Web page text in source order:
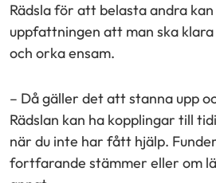
Rädsla för att belasta andra
uppfattningen att man ska klara
och orka ensam.
– Då gäller det att stanna upp
Rädslan kan ha kopplingar till
när du inte har fått hjälp.
fortfarande stämmer eller om